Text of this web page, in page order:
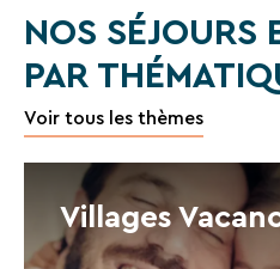
NOS SÉJOURS
PAR
Voir tous les thèmes
Villages